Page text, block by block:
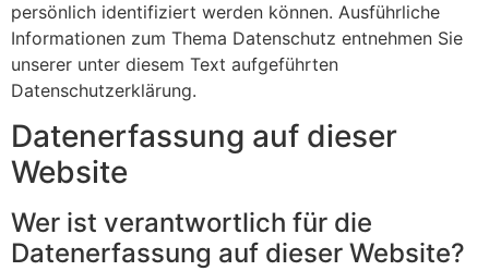
persönlich identifiziert werden können. Ausführliche
Informationen zum Thema Datenschutz entnehmen Sie
unserer unter diesem Text aufgeführten
Datenschutzerklärung.
Datenerfassung auf dieser
Website
Wer ist verantwortlich für die
Datenerfassung auf dieser Website?